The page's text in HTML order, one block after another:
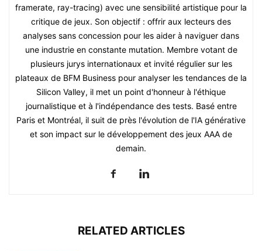
framerate, ray-tracing) avec une sensibilité artistique pour la
critique de jeux. Son objectif : offrir aux lecteurs des
analyses sans concession pour les aider à naviguer dans
une industrie en constante mutation. Membre votant de
plusieurs jurys internationaux et invité régulier sur les
plateaux de BFM Business pour analyser les tendances de la
Silicon Valley, il met un point d'honneur à l'éthique
journalistique et à l'indépendance des tests. Basé entre
Paris et Montréal, il suit de près l'évolution de l'IA générative
et son impact sur le développement des jeux AAA de
demain.
RELATED ARTICLES